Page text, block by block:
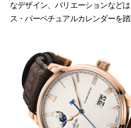
なデザイン、バリエーションなど
ス・パーペチュアルカレンダーを踏